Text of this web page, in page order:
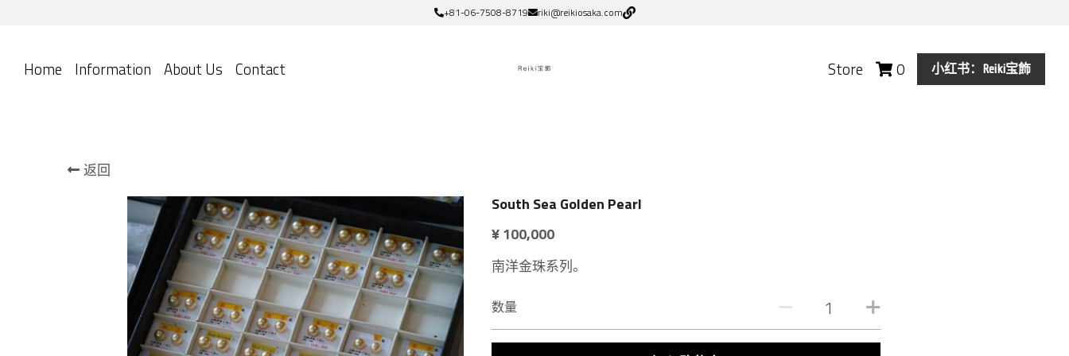
+81-06-7508-8719 riki@reikiosaka.com
Home Information About Us Contact Store 0 小红书：Reiki宝飾
返回
South Sea Golden Pearl
¥ 100,000
南洋金珠系列。
数量